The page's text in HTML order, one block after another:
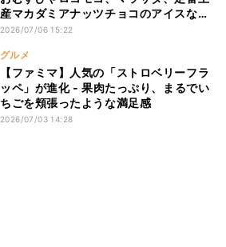
産マカダミアナッツチョコのアイスなど
全9品発売
2026/07/06 15:22
グルメ
【ファミマ】人気の「ストロベリーフラ
ッペ」が進化 - 果肉たっぷり、まるでい
ちごを頬張ったような満足感
2026/07/03 14:28